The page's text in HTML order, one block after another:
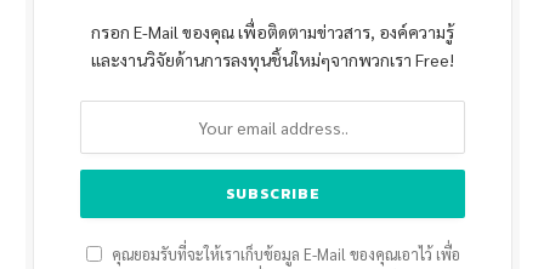
กรอก E-Mail ของคุณ เพื่อติดตามข่าวสาร, องค์ความรู้
และงานวิจัยด้านการลงทุนชิ้นใหม่ๆจากพวกเรา Free!
คุณยอมรับที่จะให้เราเก็บข้อมูล E-Mail ของคุณเอาไว้ เพื่อ